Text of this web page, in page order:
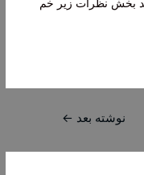
بخش نظرات زیر خم
نوشته بعد ←